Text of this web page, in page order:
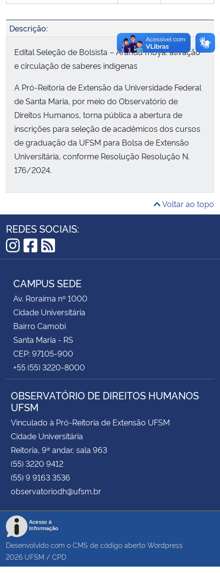
Planalto
Descrição:
Edital Seleção de Bolsista – Arandu mbya: ativação
e circulação de saberes indígenas
A Pró-Reitoria de Extensão da Universidade Federal
de Santa Maria, por meio do Observatório de
Direitos Humanos, torna pública a abertura de
inscrições para seleção de acadêmicos dos cursos
de graduação da UFSM para Bolsa de Extensão
Universitária, conforme Resolução Resolução N.
176/2024.
Voltar ao topo
REDES SOCIAIS:
Instagram
Facebook
RSS
CAMPUS SEDE
Av. Roraima nº 1000
Cidade Universitária
Bairro Camobi
Santa Maria - RS
CEP: 97105-900
+55 (55) 3220-8000
OBSERVATÓRIO DE DIREITOS HUMANOS
UFSM
Vinculado à Pró-Reitoria de Extensão UFSM
Cidade Universitária
Reitoria, 9ª andar, sala 963
(55) 3220 9412
(55) 9 9163 3536
observatoriodh@ufsm.br
Acesso à
Informação
Desenvolvido com o CMS de código aberto Wordpress
2026 UFSM / CPD